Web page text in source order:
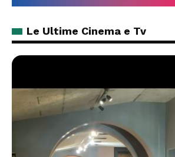
Le Ultime Cinema e Tv